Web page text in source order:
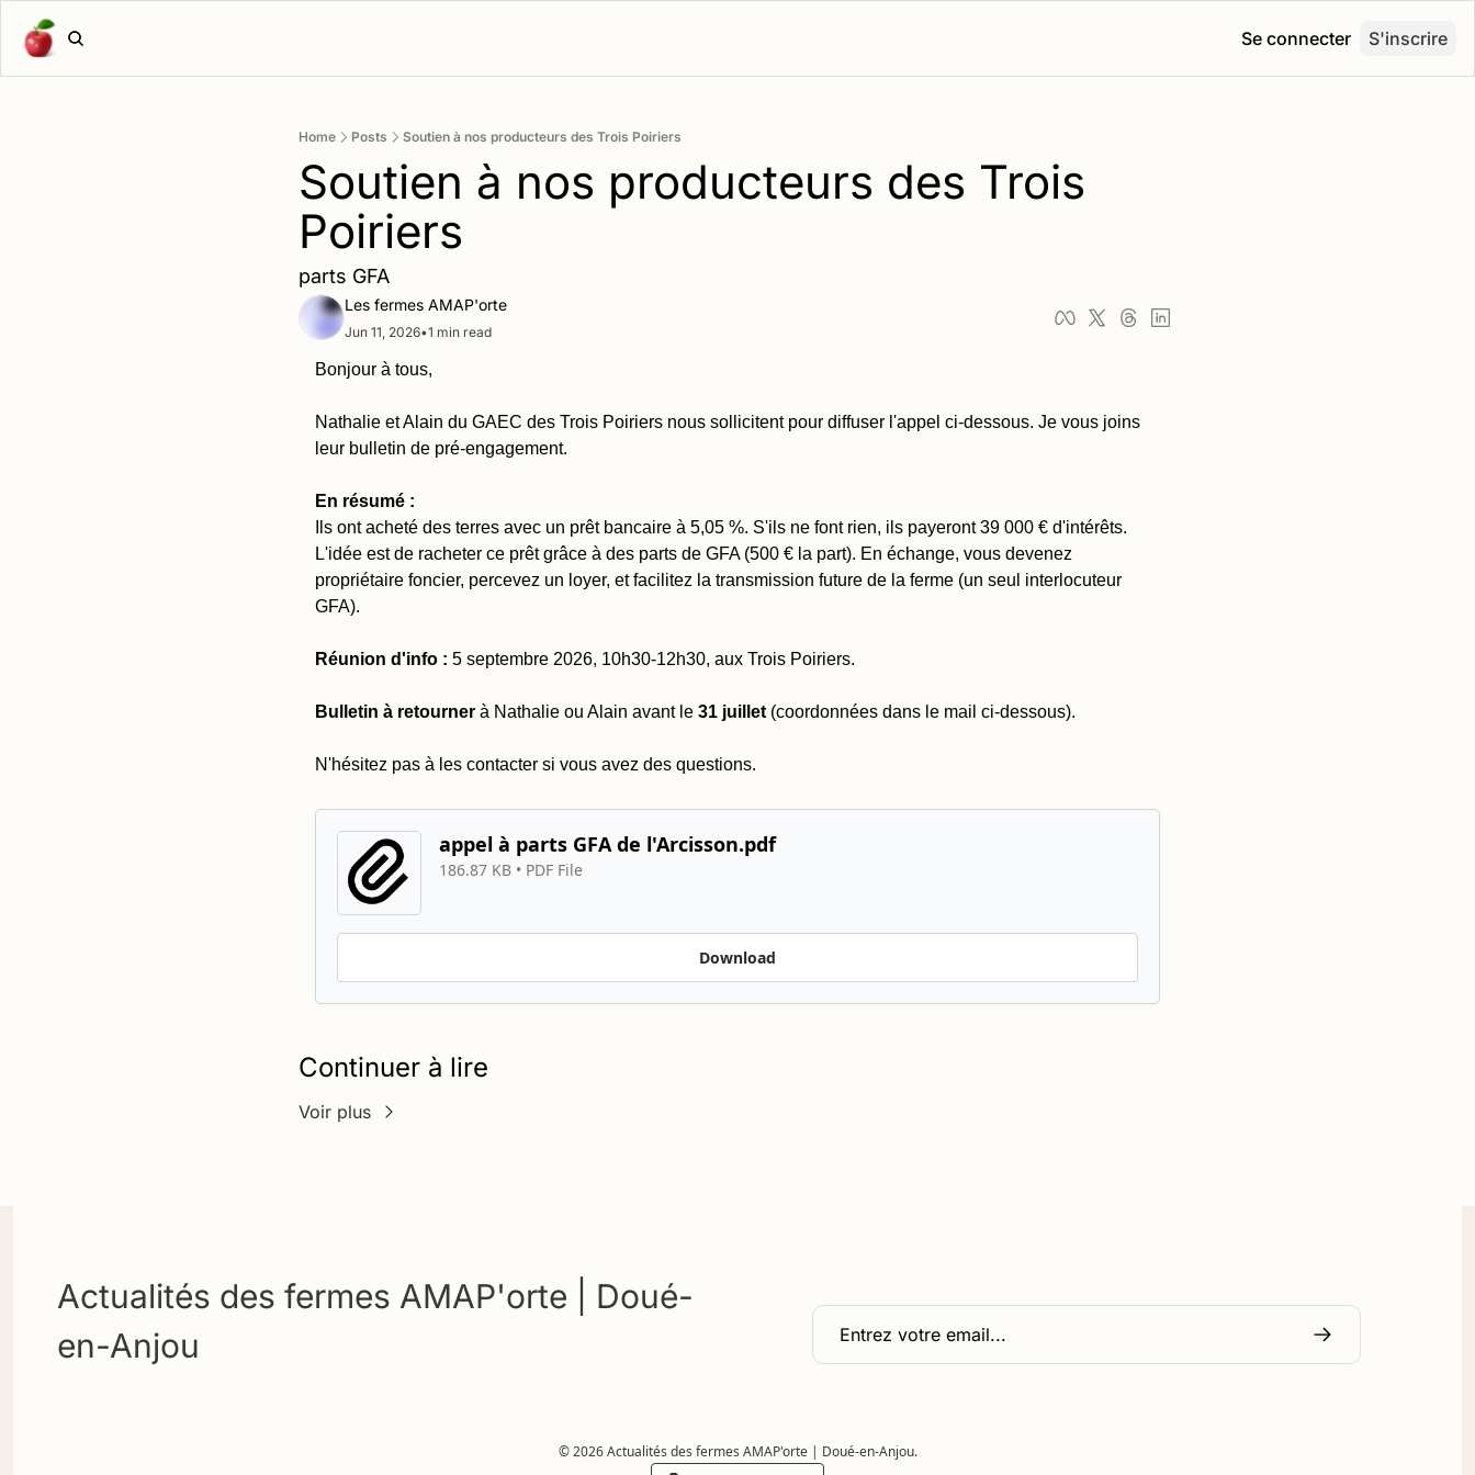
Se connecter S'inscrire
Home Posts Soutien à nos producteurs des Trois Poiriers
Soutien à nos producteurs des Trois
Poiriers
parts GFA
Les fermes AMAP'orte
Jun 11, 2026•1 min read
Bonjour à tous,
Nathalie et Alain du GAEC des Trois Poiriers nous sollicitent pour diffuser l'appel ci-dessous. Je vous joins
leur bulletin de pré-engagement.
En résumé :
Ils ont acheté des terres avec un prêt bancaire à 5,05 %. S'ils ne font rien, ils payeront 39 000 € d'intérêts.
L'idée est de racheter ce prêt grâce à des parts de GFA (500 € la part). En échange, vous devenez
propriétaire foncier, percevez un loyer, et facilitez la transmission future de la ferme (un seul interlocuteur
GFA).
Réunion d'info : 5 septembre 2026, 10h30-12h30, aux Trois Poiriers.
Bulletin à retourner à Nathalie ou Alain avant le 31 juillet (coordonnées dans le mail ci-dessous).
N'hésitez pas à les contacter si vous avez des questions.
appel à parts GFA de l'Arcisson.pdf
186.87 KB • PDF File
Download
Continuer à lire
Voir plus
Actualités des fermes AMAP'orte | Doué-
en-Anjou
© 2026 Actualités des fermes AMAP'orte | Doué-en-Anjou.